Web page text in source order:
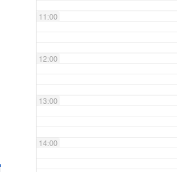
11:00
12:00
13:00
14:00